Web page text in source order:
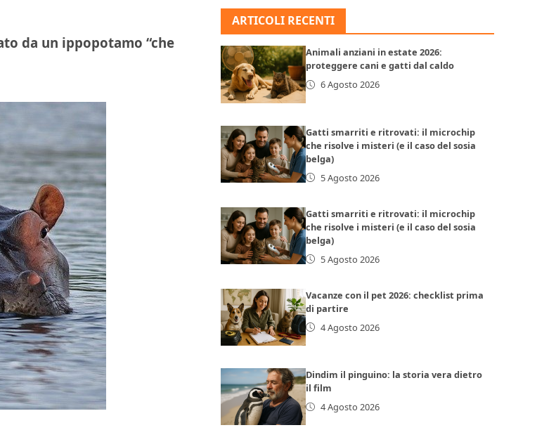
da un ippopotamo “che
ARTICOLI RECENTI
Animali anziani in estate 2026:
proteggere cani e gatti dal caldo
6 Agosto 2026
Gatti smarriti e ritrovati: il microchip
che risolve i misteri (e il caso del sosia
belga)
5 Agosto 2026
Gatti smarriti e ritrovati: il microchip
che risolve i misteri (e il caso del sosia
belga)
5 Agosto 2026
Vacanze con il pet 2026: checklist prima
di partire
4 Agosto 2026
Dindim il pinguino: la storia vera dietro
il film
4 Agosto 2026